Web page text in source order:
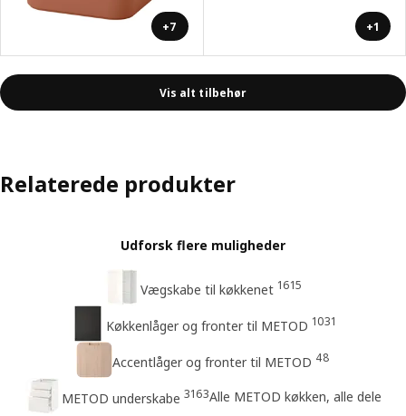
+7 +1
Vis alt tilbehør
Relaterede produkter
Udforsk flere muligheder
Vægskabe til køkkenet 1615
Køkkenlåger og fronter til METOD 1031
Accentlåger og fronter til METOD 48
METOD underskabe 3163Alle METOD køkken, alle dele